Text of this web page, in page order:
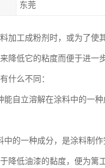
东莞
加工成粉剂时，或为了使
降低它的粘度而便于进一
什么不同：
能自立溶解在涂料中的一
中的一种成分，是涂料制
降低油漆的黏度，便为篱